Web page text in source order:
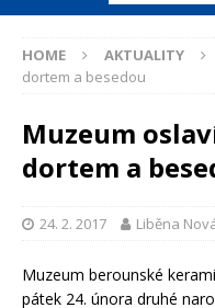
HOME AKTUALITY
dortem a besedou
Muzeum
dortem a
24. 2. 2017 Liběna
Muzeum berounské
pátek 24. února druhé